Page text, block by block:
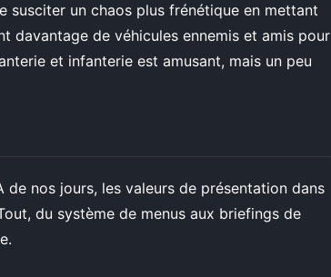
susciter un chaos plus frénétique en mettant
davantage de véhicules ennemis et amis pour
et infanterie est amusant, mais un peu
de nos jours, les valeurs de présentation dans
du système de menus aux briefings de